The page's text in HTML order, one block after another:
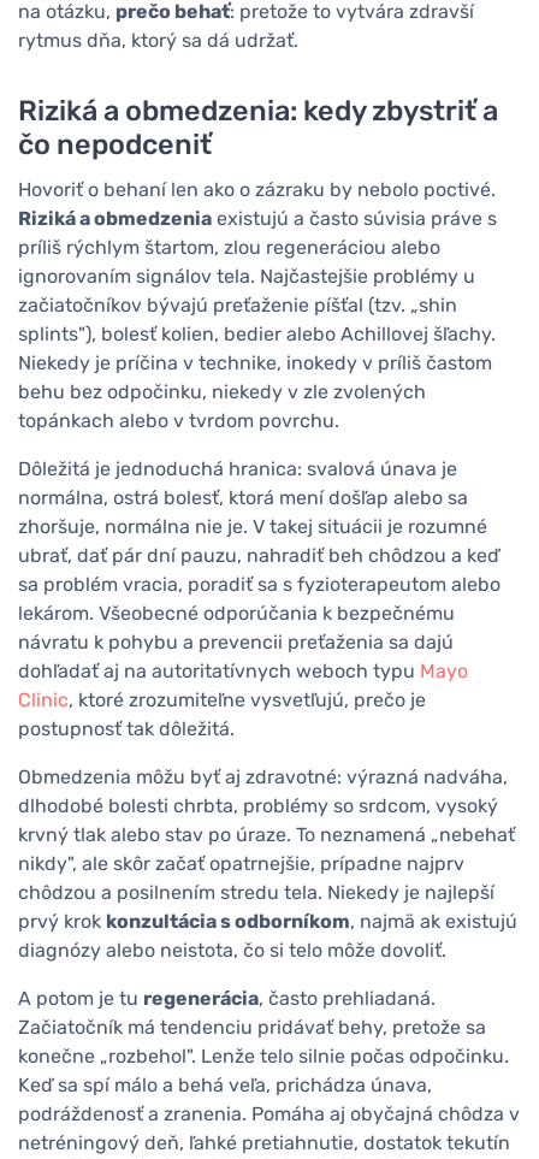
na otázku, prečo behať: pretože to vytvára zdravší
rytmus dňa, ktorý sa dá udržať.
Riziká a obmedzenia: kedy zbystriť a
čo nepodceniť
Hovoriť o behaní len ako o zázraku by nebolo poctivé.
Riziká a obmedzenia existujú a často súvisia práve s
príliš rýchlym štartom, zlou regeneráciou alebo
ignorovaním signálov tela. Najčastejšie problémy u
začiatočníkov bývajú preťaženie píšťal (tzv. „shin
splints"), bolesť kolien, bedier alebo Achillovej šľachy.
Niekedy je príčina v technike, inokedy v príliš častom
behu bez odpočinku, niekedy v zle zvolených
topánkach alebo v tvrdom povrchu.
Dôležitá je jednoduchá hranica: svalová únava je
normálna, ostrá bolesť, ktorá mení došľap alebo sa
zhoršuje, normálna nie je. V takej situácii je rozumné
ubrať, dať pár dní pauzu, nahradiť beh chôdzou a keď
sa problém vracia, poradiť sa s fyzioterapeutom alebo
lekárom. Všeobecné odporúčania k bezpečnému
návratu k pohybu a prevencii preťaženia sa dajú
dohľadať aj na autoritatívnych weboch typu Mayo
Clinic, ktoré zrozumiteľne vysvetľujú, prečo je
postupnosť tak dôležitá.
Obmedzenia môžu byť aj zdravotné: výrazná nadváha,
dlhodobé bolesti chrbta, problémy so srdcom, vysoký
krvný tlak alebo stav po úraze. To neznamená „nebehať
nikdy", ale skôr začať opatrnejšie, prípadne najprv
chôdzou a posilnením stredu tela. Niekedy je najlepší
prvý krok konzultácia s odborníkom, najmä ak existujú
diagnózy alebo neistota, čo si telo môže dovoliť.
A potom je tu regenerácia, často prehliadaná.
Začiatočník má tendenciu pridávať behy, pretože sa
konečne „rozbehol". Lenže telo silnie počas odpočinku.
Keď sa spí málo a behá veľa, prichádza únava,
podráždenosť a zranenia. Pomáha aj obyčajná chôdza v
netréningový deň, ľahké pretiahnutie, dostatok tekutín